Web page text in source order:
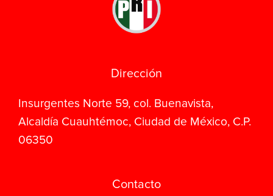
Dirección
Insurgentes Norte 59, col. Buenavista,
Alcaldía Cuauhtémoc, Ciudad de México, C.P.
06350
Contacto